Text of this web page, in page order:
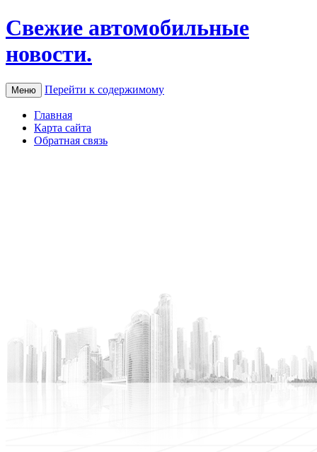
Свежие автомобильные
новости.
Меню Перейти к содержимому
Главная
Карта сайта
Обратная связь